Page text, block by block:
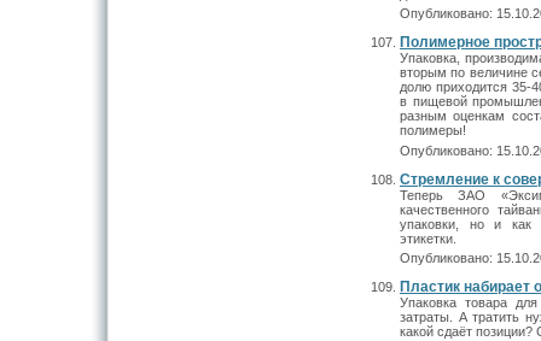
Опубликовано:
Полимерное
Упаковка,
вторым по величине
долю приходится 35-
в пищевой
разным оценкам
полимеры!
Опубликовано:
Стремление к
Теперь ЗАО
качественного
упаковки, но и как
этикетки.
Опубликовано:
Пластик набирает
Упаковка товара
затраты. А тратить
какой сдаёт позиции?